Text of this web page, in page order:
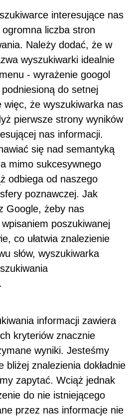
interesujące nas
ogromna liczba stron
Należy dodać, że w
wyszukiwarki idealnie
- wyrażenie googol
do setnej
więc, że wyszukiwarka nas
pierwsze strony wyników
nas informacji.
się nad semantyką
mimo sukcesywnego
odbiega od naszego
poznawczej. Jak
Google, żeby nas
poszukiwanej
co ułatwia znalezienie
słów, wyszukiwarka
informacji zawiera
kryteriów znacznie
wyniki. Jesteśmy
bliżej znalezienia dokładnie
zapytać. Wciąż jednak
do nie istniejącego
przez nas informacje nie